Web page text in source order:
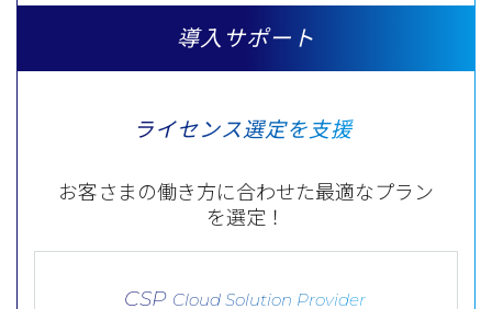
導入サポート
ライセンス選定を支援
お客さまの働き方に合わせた最適なプラン
を選定！
CSP Cloud Solution Provider